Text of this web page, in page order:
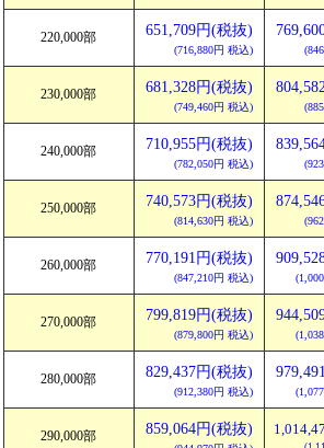
220,000部 651,709円(税抜)
(716,880円 税込)
230,000部 681,328円(税抜)
(749,460円 税込)
240,000部 710,955円(税抜)
(782,050円 税込)
250,000部 740,573円(税抜)
(814,630円 税込)
260,000部 770,191円(税抜)
(847,210円 税込)
270,000部 799,819円(税抜)
(879,800円 税込)
280,000部 829,437円(税抜)
(912,380円 税込)
290,000部 859,064円(税抜)